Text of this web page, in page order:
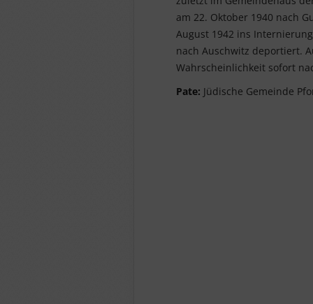
am 22. Oktober 1940 nach
August 1942 ins
nach Auschwitz deportiert.
Wahrscheinlichkeit sofort
Pate: Jüdische Gemeinde